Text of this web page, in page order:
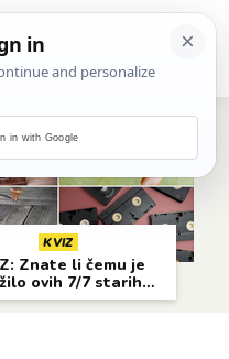
KVIZ
Znate li čemu je
ovih 7/7 starih
predmeta?
in with Google